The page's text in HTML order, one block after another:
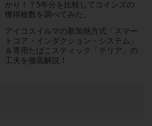
かり！？5年分を比較してコインズの
獲得枚数を調べてみた。
アイコスイルマの新加熱方式「スマー
トコア・インダクション・システム」
＆専用たばこスティック「テリア」の
工夫を徹底解説！